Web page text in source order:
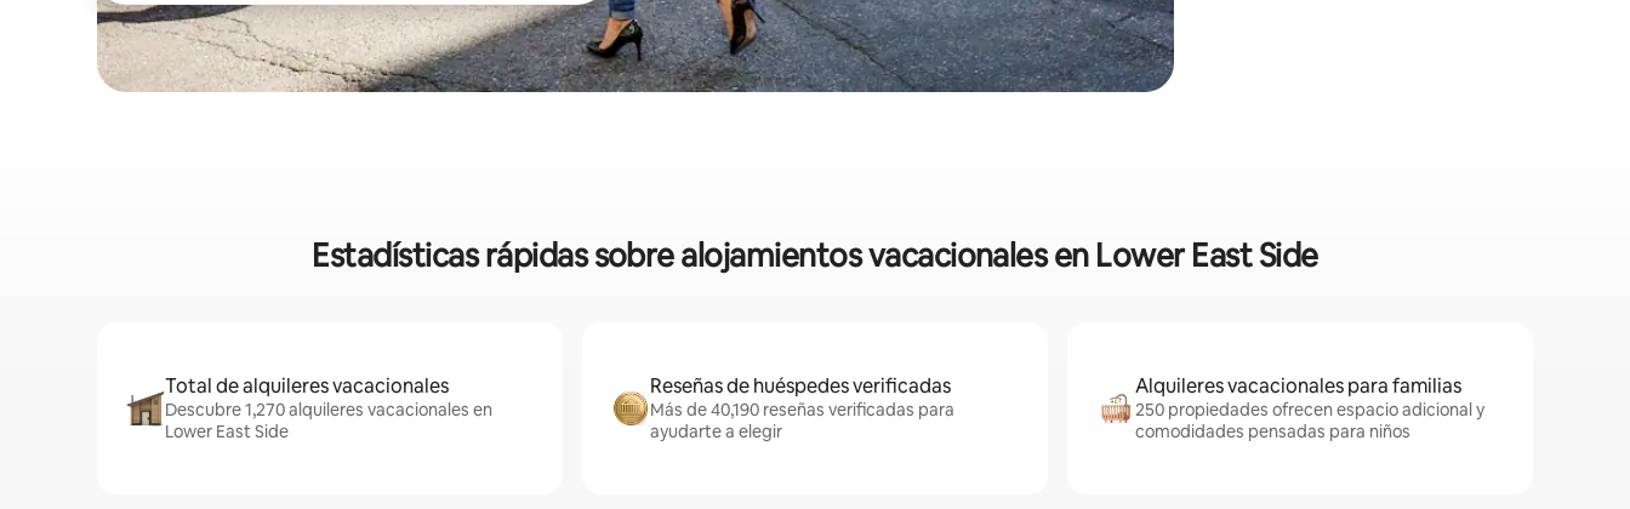
Estadísticas rápidas sobre alojamientos vacacionales en Lower East Side
Total de alquileres vacacionales
Descubre 1,270 alquileres vacacionales en
Lower East Side
Reseñas de huéspedes verificadas
Más de 40,190 reseñas verificadas para
ayudarte a elegir
Alquileres vacacionales para familias
250 propiedades ofrecen espacio adicional y
comodidades pensadas para niños